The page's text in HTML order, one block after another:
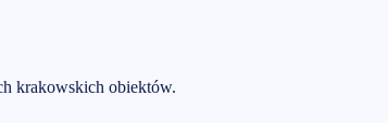
krakowskich obiektów.